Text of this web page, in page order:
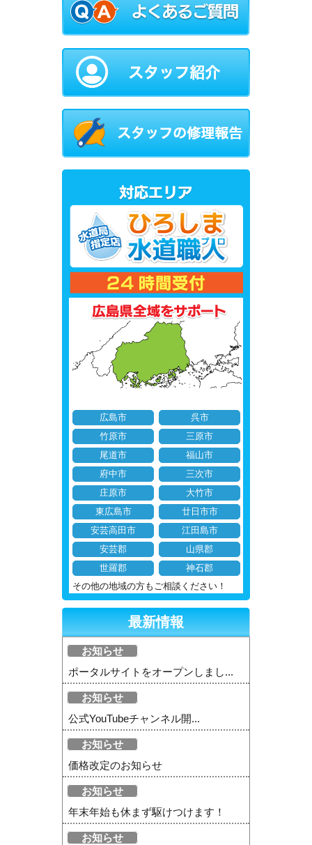
広島市
呉市
竹原市
三原市
尾道市
福山市
府中市
三次市
庄原市
大竹市
東広島市
廿日市市
安芸高田市
江田島市
安芸郡
山県郡
世羅郡
神石郡
その他の地域の方もご相談ください！
最新情報
お知らせ
ポータルサイトをオープンしまし...
お知らせ
公式YouTubeチャンネル開...
お知らせ
価格改定のお知らせ
お知らせ
年末年始も休まず駆けつけます！
お知らせ